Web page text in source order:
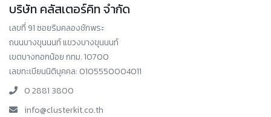
บริษัท คลัสเตอร์คิท จำกัด
เลขที่ 91 ซอยริมคลองชักพระ
ถนนบางขุนนนท์ แขวงบางขุนนนท์
เขตบางกอกน้อย กทม. 10700
เลขทะเบียนนิติบุคคล: 0105550004011
0 2881 3800
info@clusterkit.co.th